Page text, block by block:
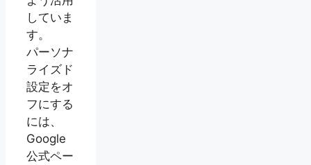
していま
す。
パーソナ
ライズド
設定をオ
フにする
には、
Google
公式ペー